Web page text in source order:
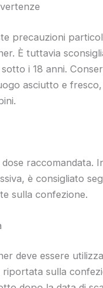
precauzioni
È tuttavia
i 18 anni.
asciutto e
raccomandata.
è consigliato
sulla confezione.
deve essere
riportata sulla